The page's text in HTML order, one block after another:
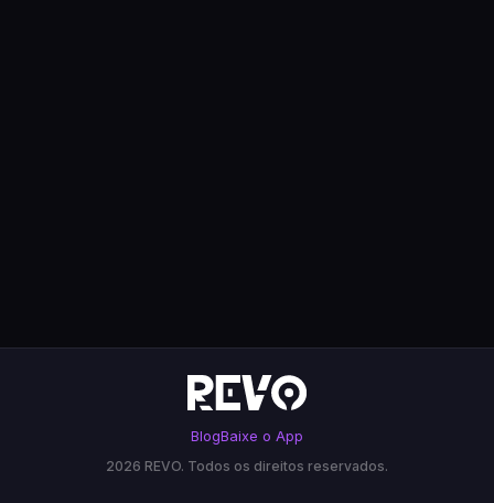
BlogBaixe o App
2026 REVO. Todos os direitos reservados.